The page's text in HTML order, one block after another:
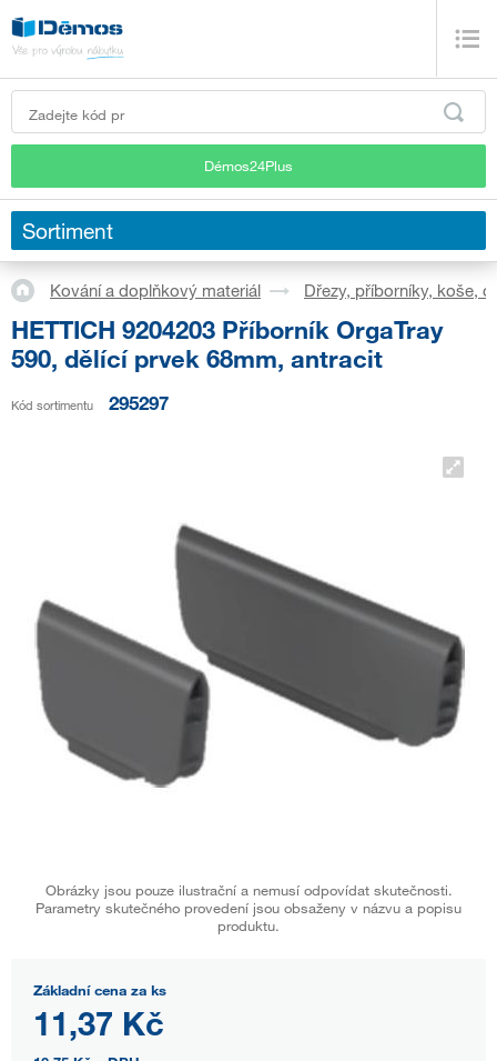
Démos24Plus
Sortiment
Kování a doplňkový materiál Dřezy, příborníky, koše,
HETTICH 9204203 Příborník OrgaTray
590, dělící prvek 68mm, antracit
Kód sortimentu 295297
Obrázky jsou pouze ilustrační a nemusí odpovídat skutečnosti.
Parametry skutečného provedení jsou obsaženy v názvu a popisu
produktu.
Základní cena za ks
11,37 Kč